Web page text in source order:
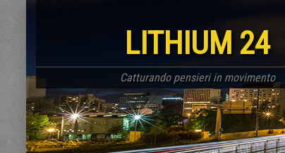
LITHIUM 24
Catturando pensieri in movimento